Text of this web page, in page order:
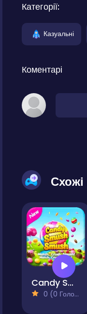
Категорії:
Казуальні
Коментарі
Схожі
Candy Smush
0 (0 Голосів)